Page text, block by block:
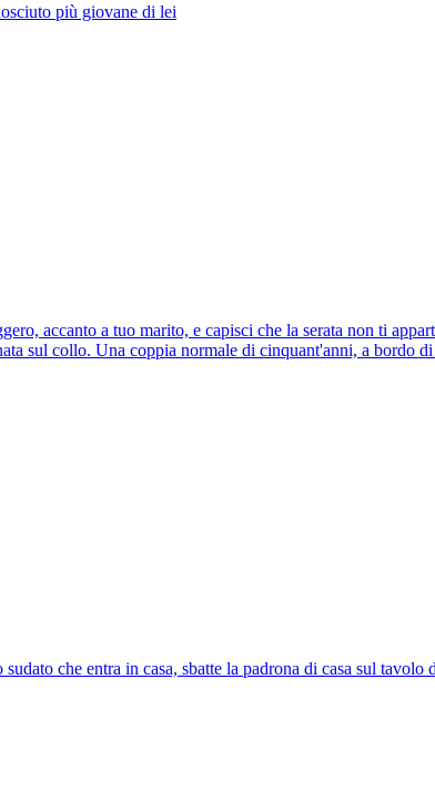
più giovane di lei
accanto a tuo marito, e capisci che la serata non ti
sul collo. Una coppia normale di cinquant'anni, a bordo
che entra in casa, sbatte la padrona di casa sul